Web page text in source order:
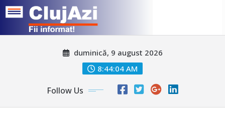
duminică, 9 august 2026
8:44:06 AM
Follow Us